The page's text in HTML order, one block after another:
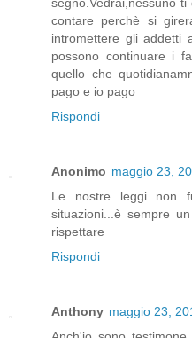
contare perchè si
intromettere gli addetti
possono continuare i
quello che
pago e io pago
Rispondi
Anonimo maggio 23,
Le nostre leggi non
situazioni...è sempre
rispettare
Rispondi
Anthony maggio 23,